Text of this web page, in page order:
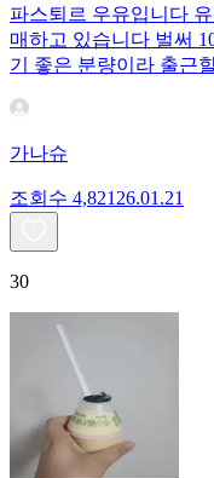
파스퇴르 우유입니다
매하고 있습니다 벌써
기 좋은 분량이라 출근
가나슈
조회수 4,821 26.01.21
30